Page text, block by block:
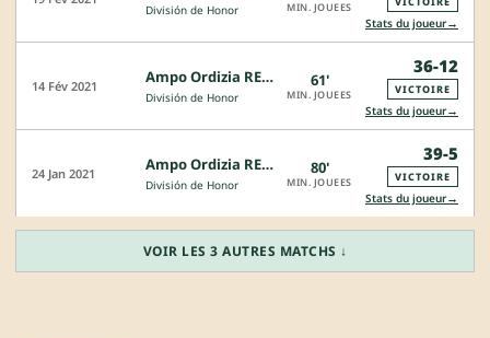
División de Honor MIN. JOUEES
Stats du joueur→
14 Fév 2021 Ampo Ordizia RE - Les Abelles R.C.
División de Honor
61'
MIN. JOUEES
36-12
VICTOIRE
Stats du joueur→
24 Jan 2021 Ampo Ordizia RE - FC Barcelona
División de Honor
80'
MIN. JOUEES
39-5
VICTOIRE
Stats du joueur→
VOIR LES 3 AUTRES MATCHS ↓